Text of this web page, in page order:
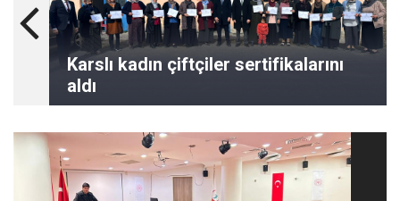
Karslı kadın çiftçiler sertifikalarını
aldı